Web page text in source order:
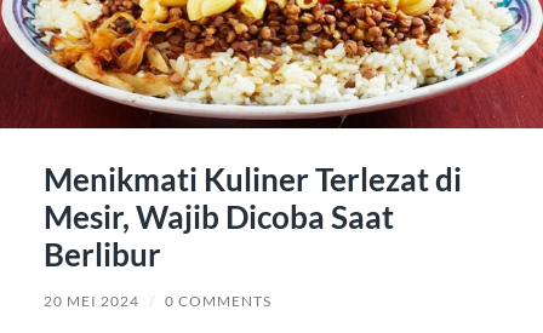
Menikmati Kuliner Terlezat di
Mesir, Wajib Dicoba Saat
Berlibur
20 MEI 2024 / 0 COMMENTS